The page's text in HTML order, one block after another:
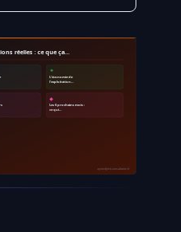
réelles : ce que ça…
🔸
L'économie de
l'exploitation…
◆
Les 6 prochains mois :
ce qui…
ayinedjimi-consultants.fr